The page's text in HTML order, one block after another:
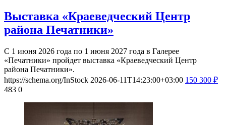
Выставка «Краеведческий Центр
района Печатники»
С 1 июня 2026 года по 1 июня 2027 года в Галерее
«Печатники» пройдет выставка «Краеведческий Центр
района Печатники».
https://schema.org/InStock 2026-06-11T14:23:00+03:00 150 300 ₽
483 0